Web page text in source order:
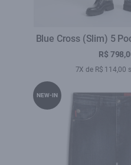
Blue Cross (Slim) 5
C/
R$
7X de R$ 114,00
NEW-IN